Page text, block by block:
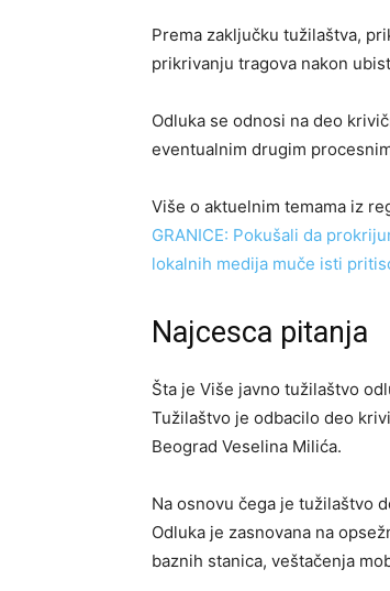
Prema zaključku tužilaštva,
prikrivanju tragova nakon
Odluka se odnosi na deo
eventualnim drugim
Više o aktuelnim temama iz
GRANICE: Pokušali da
lokalnih medija muče isti
Najcesca pitanja
Šta je Više javno tužilaštvo
Tužilaštvo je odbacilo deo
Beograd Veselina Milića.
Na osnovu čega je tužilaštvo
Odluka je zasnovana na
baznih stanica, veštačenja